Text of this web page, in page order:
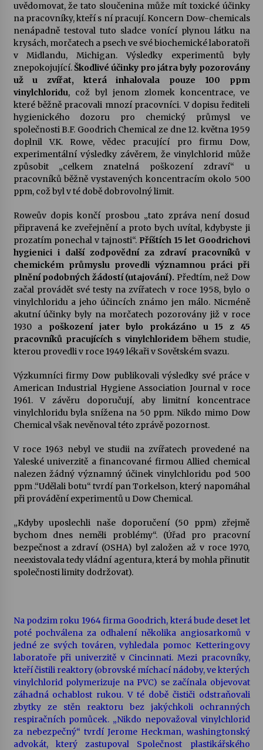
uvědomovat, že tato sloučenina může mít toxické účinky
na pracovníky, kteří s ní pracují. Koncern Dow-chemicals
nenápadně testoval tuto sladce vonící plynou látku na
krysách, morčatech a psech ve své biochemické laboratoři
v Midlandu, Michigan. Výsledky experimentů byly
znepokojující. Škodlivé účinky pro játra byly pozorovány
už u zvířat, která inhalovala pouze 100 ppm
vinylchloridu, což byl jenom zlomek koncentrace, ve
které běžně pracovali mnozí pracovníci. V dopisu řediteli
hygienického dozoru pro chemický průmysl ve
společnosti B.F. Goodrich Chemical ze dne 12. května 1959
doplnil V.K. Rowe, vědec pracující pro firmu Dow,
experimentální výsledky závěrem, že vinylchlorid může
způsobit „celkem znatelná poškození zdraví“ u
pracovníků běžně vystavených koncentracím okolo 500
ppm, což byl v té době dobrovolný limit.
Roweův dopis končí prosbou „tato zpráva není dosud
připravená ke zveřejnění a proto bych uvítal, kdybyste ji
prozatím ponechal v tajnosti“. Příštích 15 let Goodrichovi
hygienici i další zodpovědní za zdraví pracovníků v
chemickém průmyslu provedli významnou práci při
plnění podobných žádostí (utajování). Předtím, než Dow
začal provádět své testy na zvířatech v roce 1958, bylo o
vinylchloridu a jeho účincích známo jen málo. Nicméně
akutní účinky byly na morčatech pozorovány již v roce
1930 a poškození jater bylo prokázáno u 15 z 45
pracovníků pracujících s vinylchloridemběhem studie,
kterou provedli v roce 1949 lékaři v Sovětském svazu.
Výzkumníci firmy Dow publikovali výsledky své práce v
American Industrial Hygiene Association Journal v roce
1961. V závěru doporučují, aby limitní koncentrace
vinylchloridu byla snížena na 50 ppm. Nikdo mimo Dow
Chemical však nevěnoval této zprávě pozornost.
V roce 1963 nebyl ve studii na zvířatech provedené na
Yaleské univerzitě a financované firmou Allied chemical
nalezen žádný významný účinek vinylchloridu pod 500
ppm .“Udělali botu“ tvrdí pan Torkelson, který napomáhal
při provádění experimentů u Dow Chemical.
„Kdyby uposlechli naše doporučení (50 ppm) zřejmě
bychom dnes neměli problémy“. (Úřad pro pracovní
bezpečnost a zdraví (OSHA) byl založen až v roce 1970,
neexistovala tedy vládní agentura, která by mohla přinutit
společnosti limity dodržovat).
Na podzim roku 1964 firma Goodrich, která bude deset let
poté pochválena za odhalení několika angiosarkomů v
jedné ze svých továren, vyhledala pomoc Ketteringovy
laboratoře při univerzitě v Cincinnati. Mezi pracovníky,
kteří čistili reaktory (obrovské míchací nádoby, ve kterých
vinylchlorid polymerizuje na PVC) se začínala objevovat
záhadná ochablost rukou. V té době čističi odstraňovali
zbytky ze stěn reaktoru bez jakýchkoli ochranných
respiračních pomůcek. „Nikdo nepovažoval vinylchlorid
za nebezpečný“ tvrdí Jerome Heckman, washingtonský
advokát, který zastupoval Společnost plastikářského